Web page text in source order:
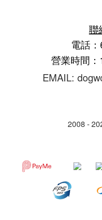
聯
電話
營業時間
EMAIL:
2008 -